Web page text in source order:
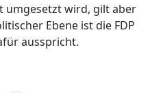
umgesetzt wird, gilt aber
Ebene ist die FDP
ausspricht.